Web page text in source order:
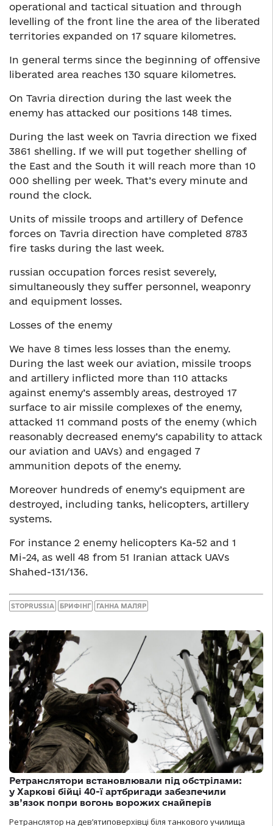
operational and tactical situation and through
levelling of the front line the area of the liberated
territories expanded on 17 square kilometres.
In general terms since the beginning of offensive
liberated area reaches 130 square kilometres.
On Tavria direction during the last week the
enemy has attacked our positions 148 times.
During the last week on Tavria direction we fixed
3861 shelling. If we will put together shelling of
the East and the South it will reach more than 10
000 shelling per week. That’s every minute and
round the clock.
Units of missile troops and artillery of Defence
forces on Tavria direction have completed 8783
fire tasks during the last week.
russian occupation forces resist severely,
simultaneously they suffer personnel, weaponry
and equipment losses.
Losses of the enemy
We have 8 times less losses than the enemy.
During the last week our aviation, missile troops
and artillery inflicted more than 110 attacks
against enemy’s assembly areas, destroyed 17
surface to air missile complexes of the enemy,
attacked 11 command posts of the enemy (which
reasonably decreased enemy’s capability to attack
our aviation and UAVs) and engaged 7
ammunition depots of the enemy.
Moreover hundreds of enemy’s equipment are
destroyed, including tanks, helicopters, artillery
systems.
For instance 2 enemy helicopters Ка-52 and 1
Мі-24, as well 48 from 51 Iranian attack UAVs
Shahed-131/136.
STOPRUSSIA БРИФІНГ ГАННА МАЛЯР
Ретранслятори встановлювали під обстрілами:
у Харкові бійці 40-ї артбригади забезпечили
зв’язок попри вогонь ворожих снайперів
Ретранслятор на дев’ятиповерхівці біля танкового училища